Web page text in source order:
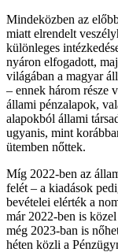
Mindeközben az
miatt elrendelt
különleges
nyáron elfogadott,
világában a magyar
– ennek három része
állami pénzalapok,
alapokból állami
ugyanis, mint
ütemben nőttek.
Míg 2022-ben az
felét – a kiadások
bevételei elérték a
már 2022-ben is
még 2023-ban is
héten közli a